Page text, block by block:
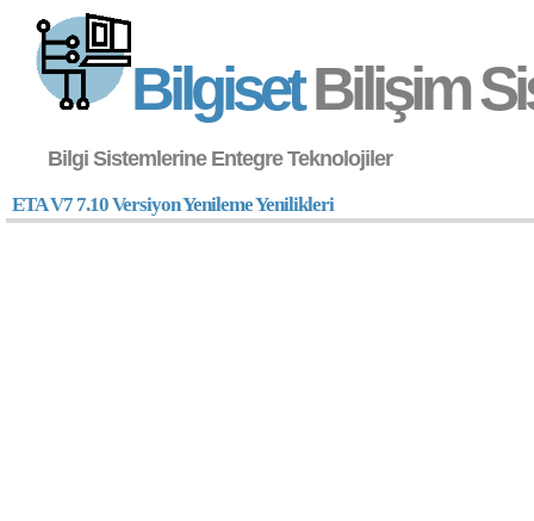
BilgisetBilişim
Bilgi Sistemlerine Entegre Teknolojiler
ETA V7 7.10 Versiyon Yenileme Yenilikleri